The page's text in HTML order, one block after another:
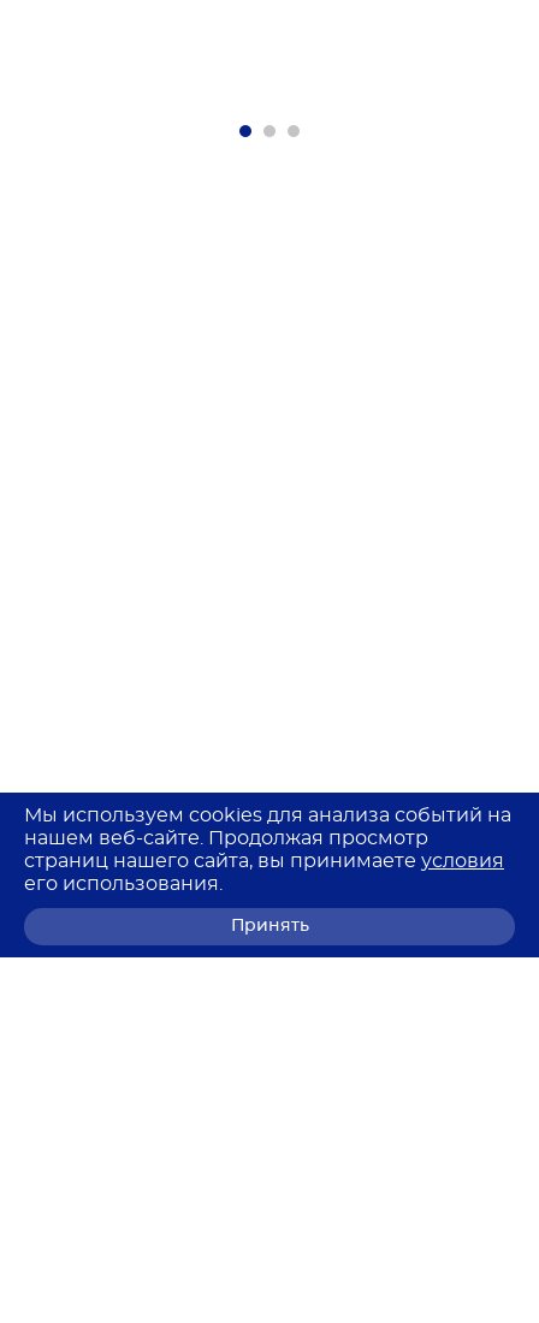
Мы используем cookies для анализа событий на
нашем веб-сайте. Продолжая просмотр
страниц нашего сайта, вы принимаете условия
его использования.
Принять